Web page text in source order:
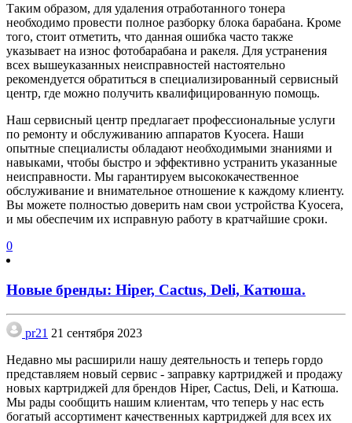
Таким образом, для удаления отработанного тонера
необходимо провести полное разборку блока барабана. Кроме
того, стоит отметить, что данная ошибка часто также
указывает на износ фотобарабана и ракеля. Для устранения
всех вышеуказанных неисправностей настоятельно
рекомендуется обратиться в специализированный сервисный
центр, где можно получить квалифицированную помощь.
Наш сервисный центр предлагает профессиональные услуги
по ремонту и обслуживанию аппаратов Kyocera. Наши
опытные специалисты обладают необходимыми знаниями и
навыками, чтобы быстро и эффективно устранить указанные
неисправности. Мы гарантируем высококачественное
обслуживание и внимательное отношение к каждому клиенту.
Вы можете полностью доверить нам свои устройства Kyocera,
и мы обеспечим их исправную работу в кратчайшие сроки.
0
Новые бренды: Hiper, Cactus, Deli, Катюша.
pr21 21 сентября 2023
Недавно мы расширили нашу деятельность и теперь гордо
представляем новый сервис - заправку картриджей и продажу
новых картриджей для брендов Hiper, Cactus, Deli, и Катюша.
Мы рады сообщить нашим клиентам, что теперь у нас есть
богатый ассортимент качественных картриджей для всех их